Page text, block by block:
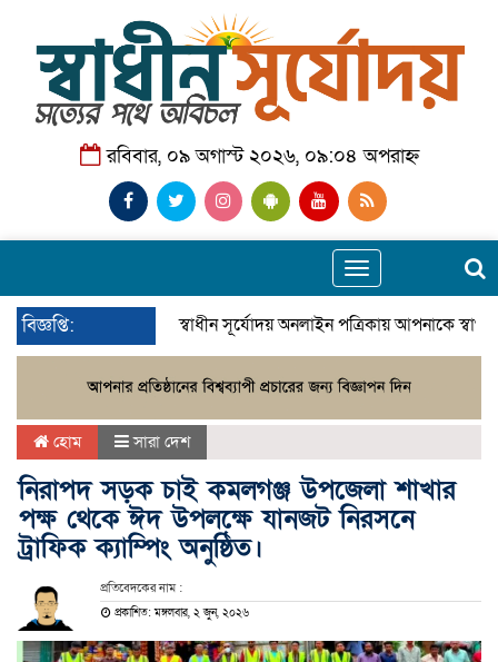
রবিবার, ০৯ অগাস্ট ২০২৬, ০৯:০৪ অপরাহ্ন
Toggle
navigation
বিজ্ঞপ্তি: স্বাধীন সূর্যোদয় অনলাইন পত্রিকায় আপনাকে
হোম সারা দেশ
নিরাপদ সড়ক চাই কমলগঞ্জ উপজেলা শাখার
পক্ষ থেকে ঈদ উপলক্ষে যানজট নিরসনে
ট্রাফিক ক্যাম্পিং অনুষ্ঠিত।
প্রতিবেদকের নাম :
প্রকাশিত: মঙ্গলবার, ২ জুন, ২০২৬